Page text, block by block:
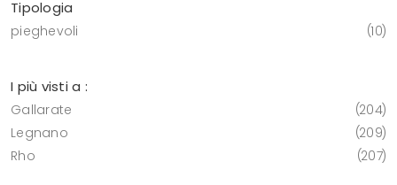
Tipologia
pieghevoli 10
I più visti a :
Gallarate
204
Legnano
209
Rho
207